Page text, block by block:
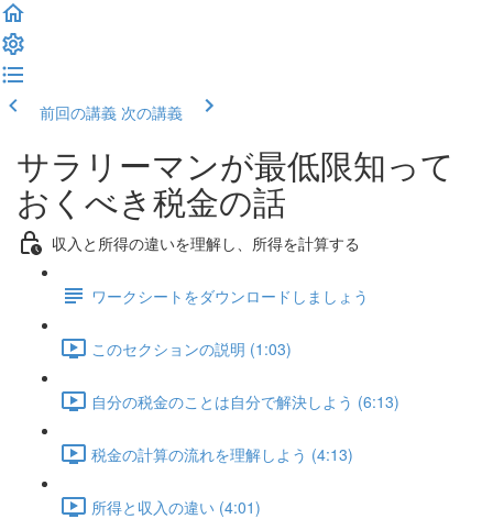
前回の講義 次の講義
サラリーマンが最低限知って
おくべき税金の話
収入と所得の違いを理解し、所得を計算する
ワークシートをダウンロードしましょう
このセクションの説明 (1:03)
自分の税金のことは自分で解決しよう (6:13)
税金の計算の流れを理解しよう (4:13)
所得と収入の違い (4:01)